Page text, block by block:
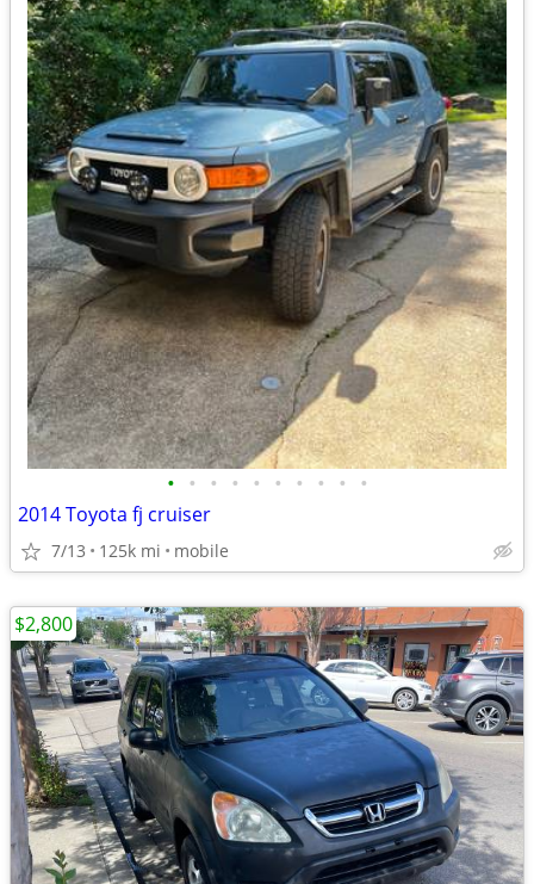
• • • • • • • • • •
2014 Toyota fj cruiser
7/13 125k mi mobile
$2,800